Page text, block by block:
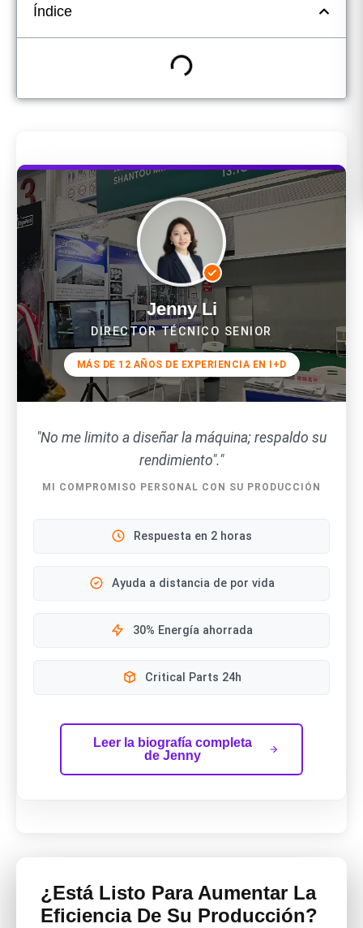
Índice
Jenny Li
DIRECTOR TÉCNICO SENIOR
MÁS DE 12 AÑOS DE EXPERIENCIA EN I+D
"No me limito a diseñar la máquina; respaldo su
rendimiento"."
MI COMPROMISO PERSONAL CON SU PRODUCCIÓN
Respuesta en 2 horas
Ayuda a distancia de por vida
30% Energía ahorrada
Critical Parts 24h
Leer la biografía completa
de Jenny
¿Está Listo Para Aumentar La
Eficiencia De Su Producción?